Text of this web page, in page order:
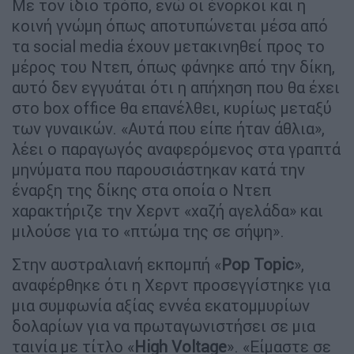
Με τον ίδιο τρόπο, ενώ οι ένορκοι και η
κοινή γνώμη όπως αποτυπώνεται μέσα από
τα social media έχουν μετακινηθεί προς το
μέρος του Ντεπ, όπως φάνηκε από την δίκη,
αυτό δεν εγγυάται ότι η απήχηση που θα έχει
στο box office θα επανέλθει, κυρίως μεταξύ
των γυναικών. «Αυτά που είπε ήταν άθλια»,
λέει ο παραγωγός αναφερόμενος στα γραπτά
μηνύματα που παρουσιάστηκαν κατά την
έναρξη της δίκης στα οποία ο Ντεπ
χαρακτήριζε την Χερντ «χαζή αγελάδα» και
μιλούσε για το «πτώμα της σε σήψη».
Στην αυστραλιανή εκπομπή «Pop Topic»,
αναφέρθηκε ότι η Χερντ προσεγγίστηκε για
μια συμφωνία αξίας εννέα εκατομμυρίων
δολαρίων για να πρωταγωνιστήσει σε μια
ταινία με τίτλο «High Voltage». «Είμαστε σε